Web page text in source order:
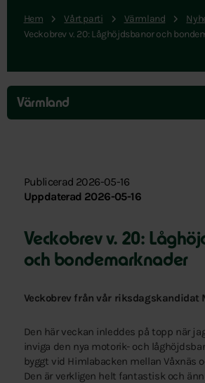
Hem Vårt parti Värmland
Veckobrev v. 20: Låghöjdsbanor och
Hoppa
över
menyn
Värmland
Publicerad 2026-05-16
Uppdaterad 2026-05-16
Veckobrev v. 20:
och bondemarknader
Veckobrev från vår riksdagskandidat
Den här veckan inleddes på topp när
inviga den nya motorik- och
byggt vid Himlabacken mellan Våxnäs
Den är verkligen helt fantastisk och